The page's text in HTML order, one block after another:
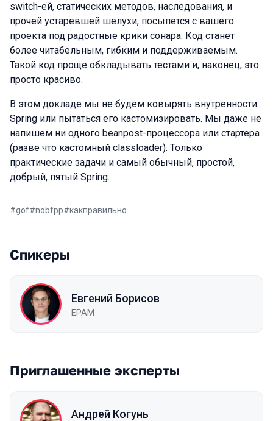
switch-ей, статических методов, наследования, и
прочей устаревшей шелухи, посыпется с вашего
проекта под радостные крики сонара. Код станет
более читабельным, гибким и поддерживаемым.
Такой код проще обкладывать тестами и, наконец, это
просто красиво.
В этом докладе мы не будем ковырять внутренности
Spring или пытаться его кастомизировать. Мы даже не
напишем ни одного beanpost-процессора или стартера
(разве что кастомный classloader). Только
практические задачи и самый обычный, простой,
добрый, пятый Spring.
#gof#nobfpp#какправильно
Спикеры
Евгений Борисов
EPAM
Приглашенные эксперты
Андрей Когунь